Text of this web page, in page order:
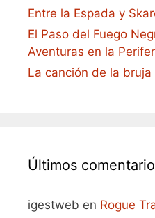
Entre la Espada y
El Paso del Fuego
Aventuras en la
La canción de la bruja
Últimos
igestweb en Rogue